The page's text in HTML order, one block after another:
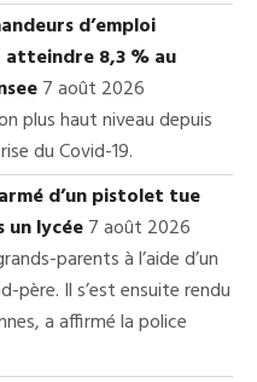
d’emploi
8,3 % au
7 août 2026
plus haut niveau depuis
du Covid-19.
d’un pistolet tue
un lycée7 août 2026
parents à l’aide d’un
Il s’est ensuite rendu
a affirmé la police